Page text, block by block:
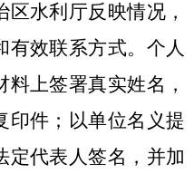
区水利厅反映情况，
有效联系方式。个人
上签署真实姓名，
印件；以单位名义提
定代表人签名，并加